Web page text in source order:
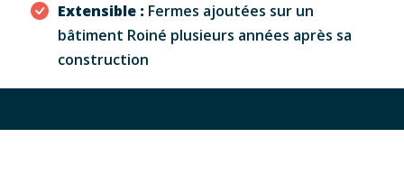
Extensible : Fermes ajoutées sur un
bâtiment Roiné plusieurs années après sa
construction